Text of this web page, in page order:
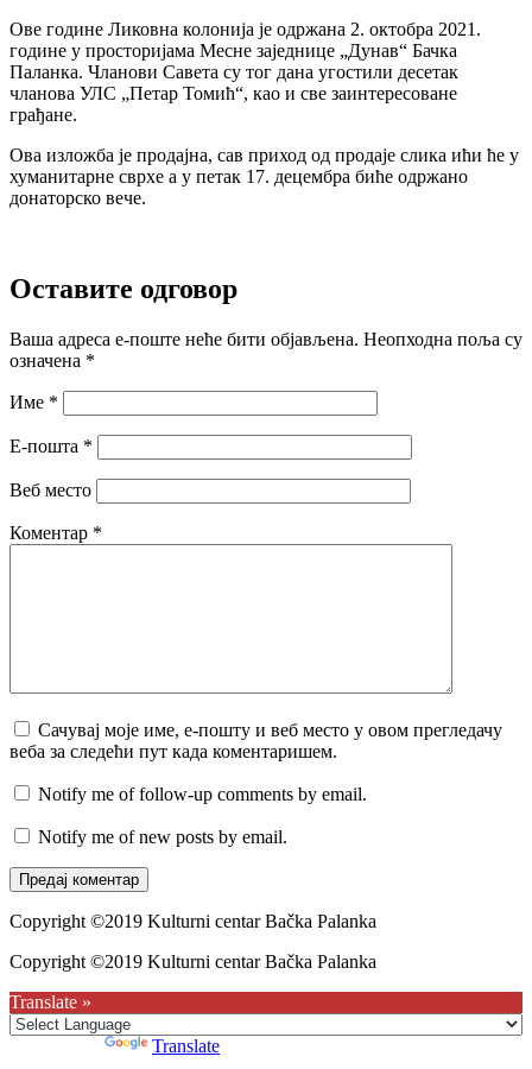
Ове године Ликовна колонија је одржана 2. октобра 2021.
године у просторијама Месне заједнице „Дунав“ Бачка
Паланка. Чланови Савета су тог дана угостили десетак
чланова УЛС „Петар Томић“, као и све заинтересоване
грађане.
Ова изложба је продајна, сав приход од продаје слика ићи ће у
хуманитарне сврхе а у петак 17. децембра биће одржано
донаторско вече.
Оставите одговор
Ваша адреса е-поште неће бити објављена. Неопходна поља су
означена *
Име *
Е-пошта *
Веб место
Коментар *
Сачувај моје име, е-пошту и веб место у овом прегледачу
веба за следећи пут када коментаришем.
Notify me of follow-up comments by email.
Notify me of new posts by email.
Copyright ©2019 Kulturni centar Bačka Palanka
Copyright ©2019 Kulturni centar Bačka Palanka
Translate »
Translate